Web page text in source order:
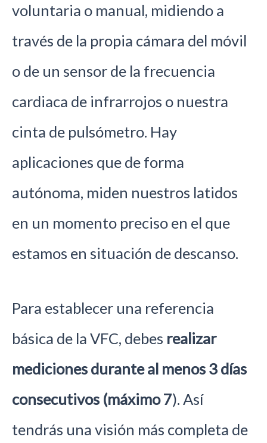
voluntaria o manual, midiendo a
través de la propia cámara del móvil
o de un sensor de la frecuencia
cardiaca de infrarrojos o nuestra
cinta de pulsómetro. Hay
aplicaciones que de forma
autónoma, miden nuestros latidos
en un momento preciso en el que
estamos en situación de descanso.
Para establecer una referencia
básica de la VFC, debes realizar
mediciones durante al menos 3 días
consecutivos (máximo 7). Así
tendrás una visión más completa de